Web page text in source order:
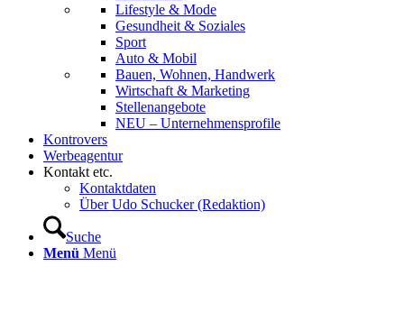
Lifestyle & Mode
Gesundheit & Soziales
Sport
Auto & Mobil
Bauen, Wohnen, Handwerk
Wirtschaft & Marketing
Stellenangebote
NEU – Unternehmens­profile
Kontrovers
Werbeagentur
Kontakt etc.
Kontaktdaten
Über Udo Schucker (Redaktion)
Suche
Menü Menü